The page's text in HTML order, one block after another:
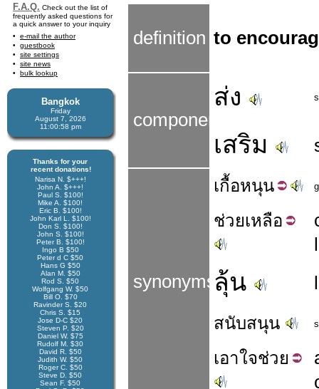
F.A.Q. Check out the list of
frequently asked questions for
a quick answer to your inquiry
e-mail the author
guestbook
site settings
site news
bulk lookup
Bangkok
Friday
August 7, 2026
11:00:59 pm
Thanks for your
recent donations!
Narisa N. $+++!
John A. $+++!
Paul S. $100!
Mike A. $100!
Eric B. $100!
John Karl L. $100!
Don S. $100!
John S. $100!
Peter B. $100!
Ingo B $50
Peter d C $50
Hans G $50
Alan M. $50
Rod S. $50
Wolfgang W. $50
Bill O. $70
Ravinder S. $20
Chris S. $15
Jose D-C $20
Steven P. $20
Daniel W. $75
Rudolf M. $30
David R. $50
Judith W. $50
Roger C. $50
Steve D. $50
Sean F. $50
definition to
components
ส่ง
เสริม
synonyms
เกื้อหนุน
ช่วยเหลือ
ลุ้น
สนับสนุน
เอาใจช่วย